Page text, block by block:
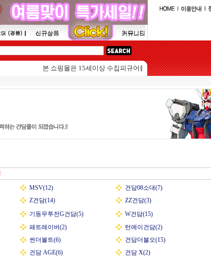
본 쇼핑몰은 15세이상 수집피규어를 판매하는 쇼핑몰입니다.
MSV(12) 건담08소대(7)
Z건담(14) ZZ건담(3)
기동무투전G건담(5) W건담(15)
패트레이버(2) 턴에이건담(2)
썬더볼트(6) 건담더블오(15)
건담 AGE(6) 건담 X(2)